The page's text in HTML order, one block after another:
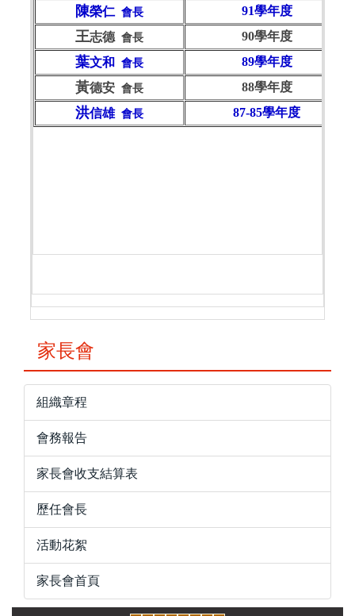
陳榮仁 會長 91學年度
王志德 會長 90學年度
葉文和 會長 89學年度
黃德安 會長 88學年度
洪信雄 會長 87-85學年度
家長會
組織章程
會務報告
家長會收支結算表
歷任會長
活動花絮
家長會首頁